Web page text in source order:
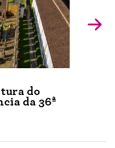
do
da 36ª